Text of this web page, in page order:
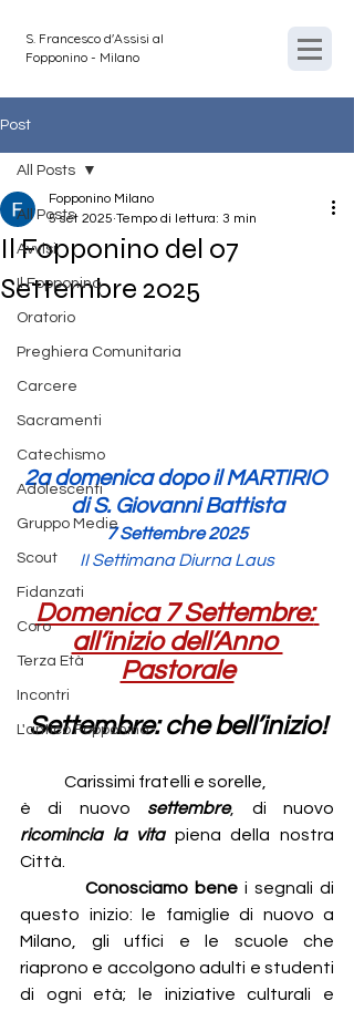
S. Francesco d'Assisi al
Fopponino - Milano
Post
All Posts
Avvisi
Il Fopponino
Oratorio
Preghiera Comunitaria
Carcere
Sacramenti
Catechismo
Adolescenti
Gruppo Medie
Scout
Fidanzati
Coro
Terza Età
Incontri
L'antico Fopponino
All Posts
Il Fopponino del 07
Settembre 2025
Fopponino Milano
5 set 2025 Tempo di lettura: 3 min
2a domenica dopo il MARTIRIO
di S. Giovanni Battista
7 Settembre 2025
II Settimana Diurna Laus
Domenica 7 Settembre:
all’inizio dell’Anno
Pastorale
Settembre: che bell’inizio!
	Carissimi fratelli e sorelle,
è di nuovo settembre,
ricomincia la vita piena della nostra
Città.
Conosciamo bene i segnali di
questo inizio: le famiglie di nuovo a
Milano, gli uffici e le scuole che
riaprono e accolgono adulti e studenti
di ogni età; le iniziative culturali e